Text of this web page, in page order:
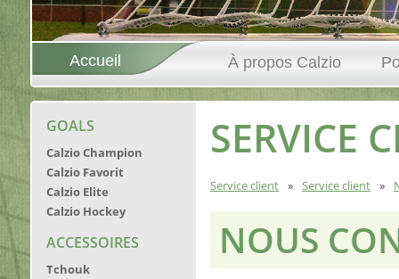
Accueil À propos Calzio
GOALS
Calzio Champion
Calzio Favorit
Calzio Elite
Calzio Hockey
ACCESSOIRES
Tchouk
SERVICE
Service client Service client
NOUS